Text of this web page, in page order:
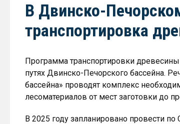
В Двинско-
транспортировка
Программа транспортировки
путях Двинско-Печорского бассейна.
бассейна» проводят комплекс
лесоматериалов от мест заготовки до
В 2025 году запланировано провести